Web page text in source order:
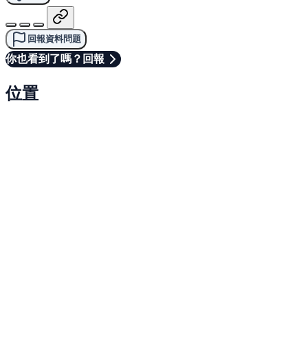
回報資料問題
你也看到了嗎？回報
位置